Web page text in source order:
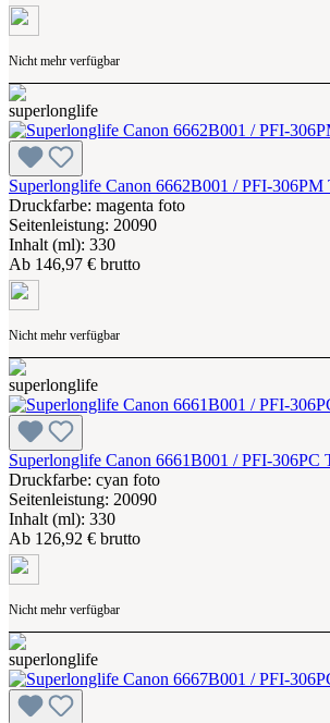
Nicht mehr verfügbar
Superlonglife Canon 6662B001 / PFI-306PM
Druckfarbe: magenta foto
Seitenleistung: 20090
Inhalt (ml): 330
Ab 146,97 € brutto
Nicht mehr verfügbar
Superlonglife Canon 6661B001 / PFI-306PC
Druckfarbe: cyan foto
Seitenleistung: 20090
Inhalt (ml): 330
Ab 126,92 € brutto
Nicht mehr verfügbar